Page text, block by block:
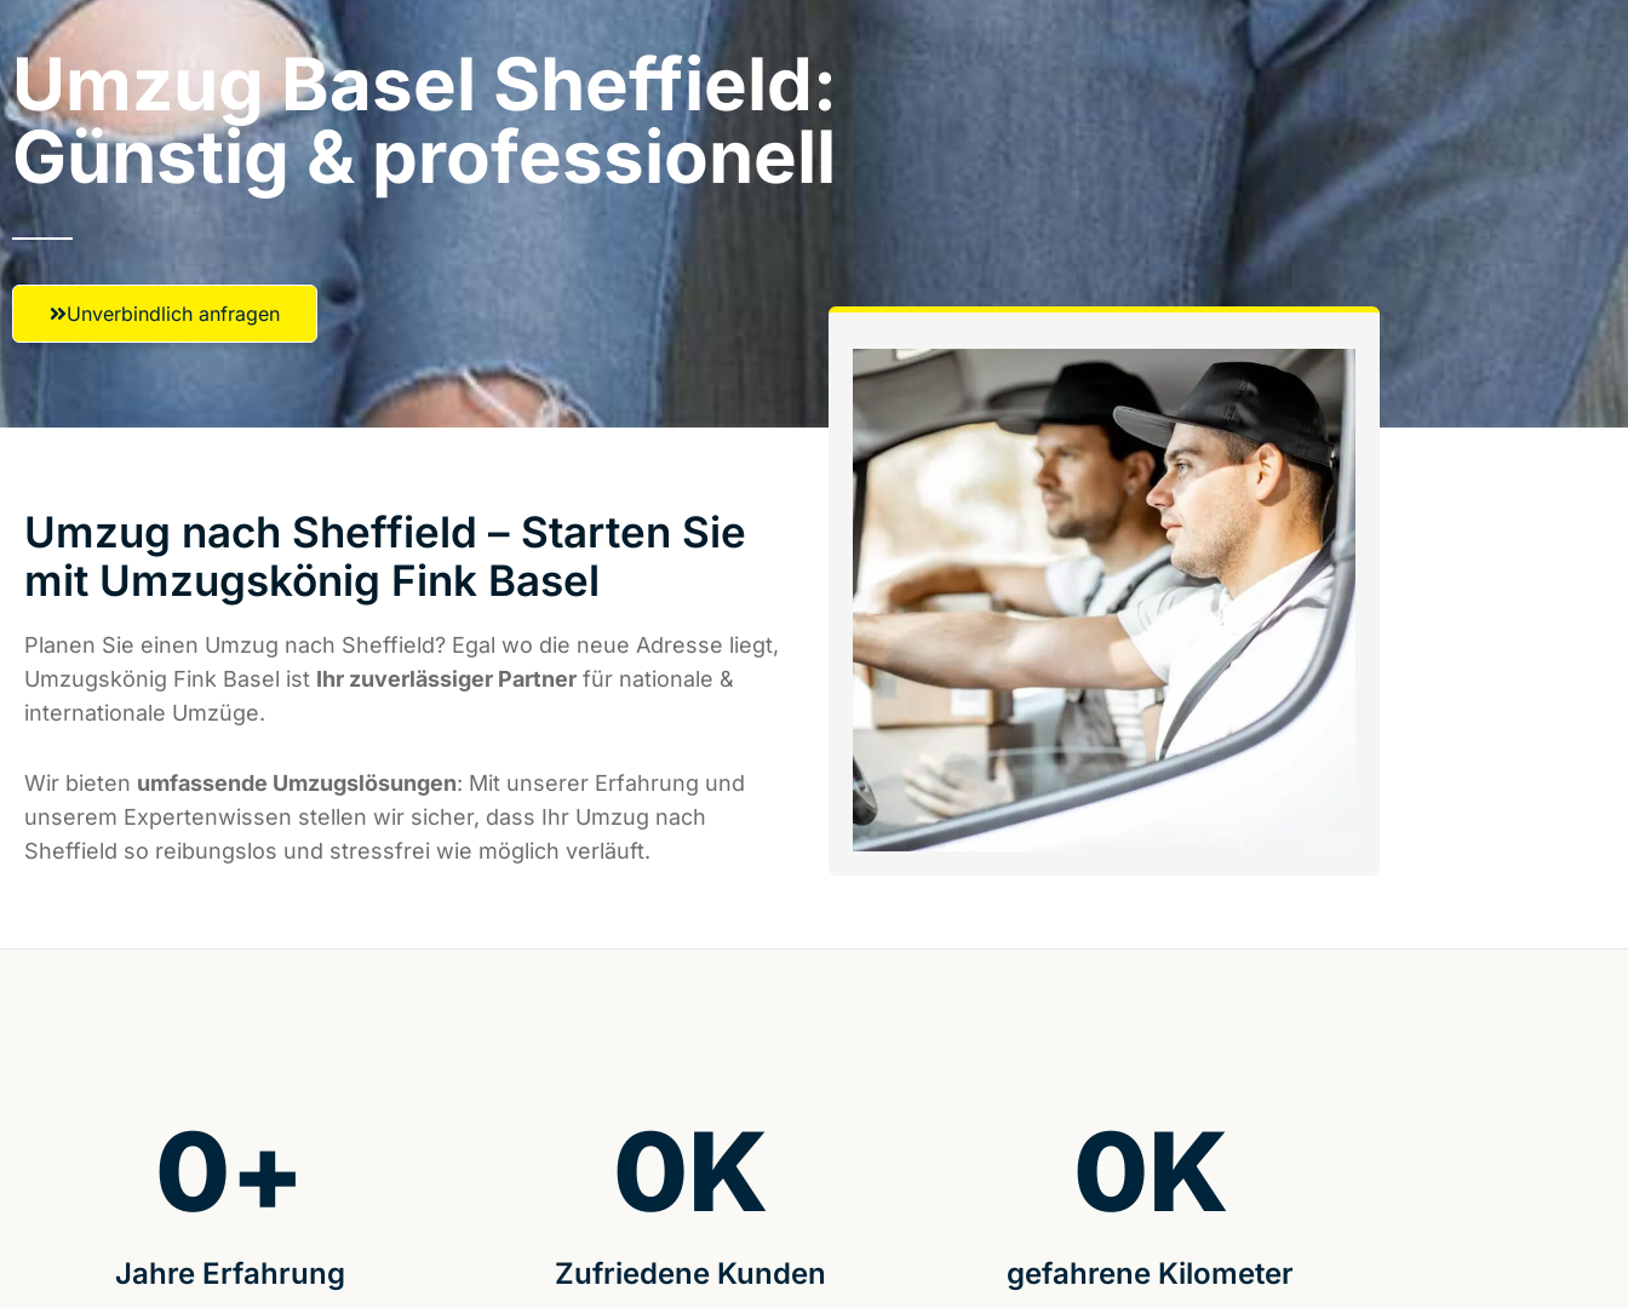
Umzug Basel​ Sheffield:
Günstig & professionell​
Unverbindlich anfragen
Umzug nach Sheffield – Starten Sie
mit Umzugskönig Fink Basel
Planen Sie einen Umzug nach Sheffield? Egal wo die neue Adresse liegt,
Umzugskönig Fink Basel ist Ihr zuverlässiger Partner für nationale &
internationale Umzüge.
Wir bieten umfassende Umzugslösungen: Mit unserer Erfahrung und
unserem Expertenwissen stellen wir sicher, dass Ihr Umzug nach
Sheffield so reibungslos und stressfrei wie möglich verläuft.
Jahre Erfahrung
0+
Zufriedene Kunden
0K
gefahrene Kilometer
0K